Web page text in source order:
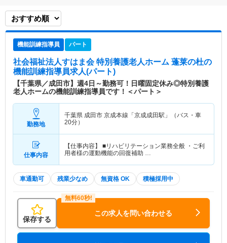
機能訓練指導員 パート
社会福祉法人すはま会 特別養護老人ホーム 蓬莱の杜の
機能訓練指導員求人(パート)
【千葉県／成田市】週4日～勤務可！日曜固定休み◎特別養護
老人ホームの機能訓練指導員です！＜パート＞
勤務地
千葉県 成田市 京成本線「京成成田駅」（バス・車
20分）
仕事内容
【仕事内容】 ■リハビリテーション業務全般 ・ご利
用者様の運動機能の回復補助 …
車通勤可 残業少なめ 無資格 OK 積極採用中
保存する
この求人を問い合わせる